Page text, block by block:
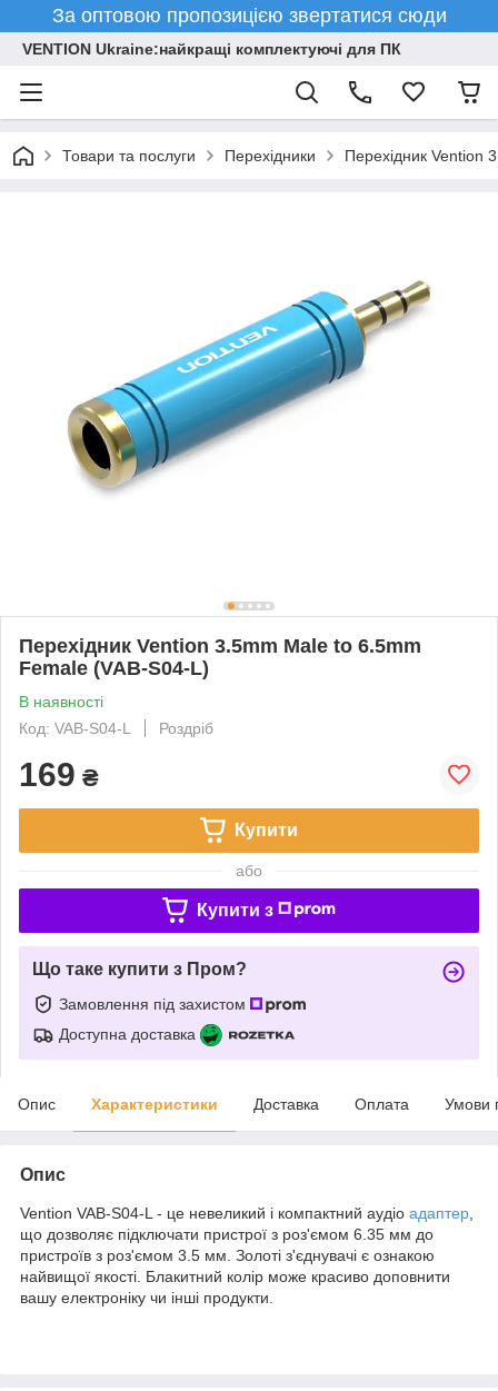
За оптовою пропозицією звертатися сюди
VENTION Ukraine:найкращі комплектуючі для ПК
Товари та послуги Перехідники Перехідник Vention
Перехідник Vention 3.5mm Male to 6.5mm
Female (VAB-S04-L)
В наявності
Код: VAB-S04-L
Роздріб
169 ₴
Купити
або
Купити з
Що таке купити з Пром?
Замовлення під захистом
Доступна доставка
Опис Характеристики Доставка Оплата Умови
Опис
Vention VAB-S04-L - це невеликий і компактний аудіо адаптер
що дозволяє підключати пристрої з роз'ємом 6.35 мм до
пристроїв з роз'ємом 3.5 мм. Золоті з'єднувачі є ознакою
найвищої якості. Блакитний колір може красиво доповнити
вашу електроніку чи інші продукти.